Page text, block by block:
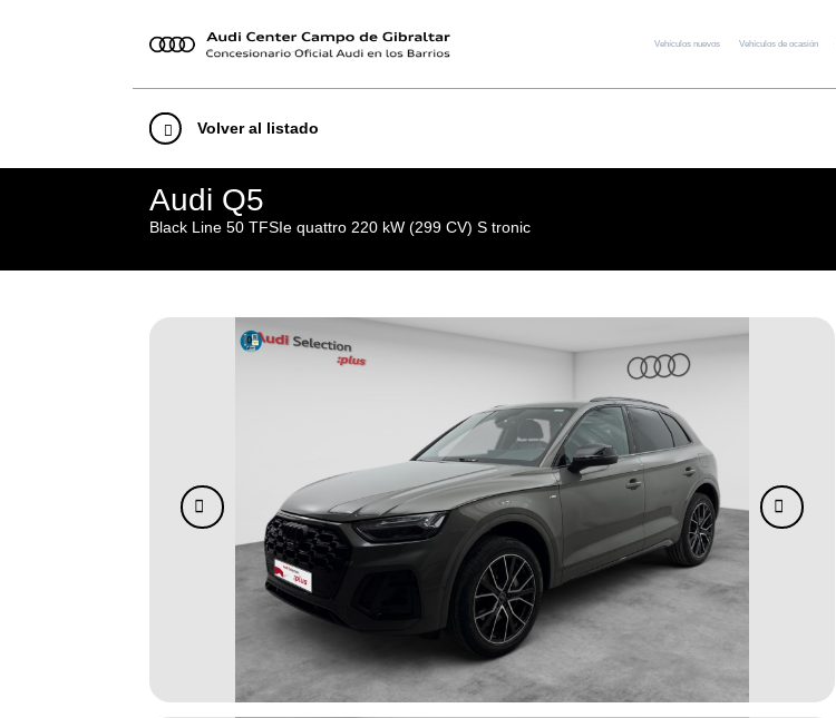
Vehículos nuevos Vehículos de ocasión
Volver al listado
Audi Q5
Black Line 50 TFSIe quattro 220 kW (299 CV) S tronic